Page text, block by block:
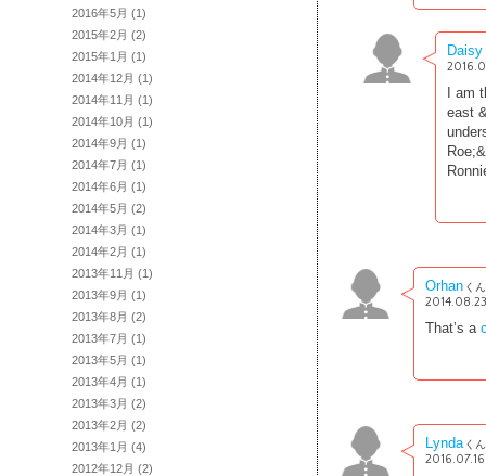
2016年5月 (1)
2015年2月 (2)
2015年1月 (1)
2014年12月 (1)
2014年11月 (1)
2014年10月 (1)
2014年9月 (1)
2014年7月 (1)
2014年6月 (1)
2014年5月 (2)
2014年3月 (1)
2014年2月 (1)
2013年11月 (1)
2013年9月 (1)
2013年8月 (2)
2013年7月 (1)
2013年5月 (1)
2013年4月 (1)
2013年3月 (2)
2013年2月 (2)
2013年1月 (4)
2012年12月 (2)
Daisy
I am
east
Orhan くん
That’s a
Lynda くん